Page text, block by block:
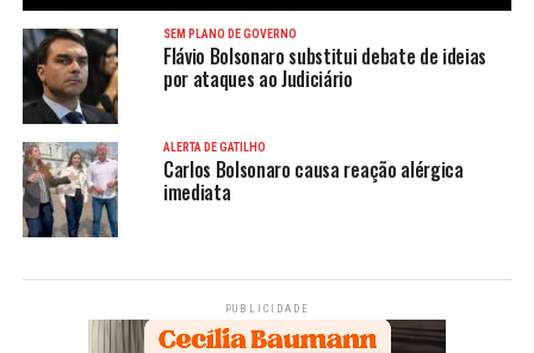
SEM PLANO DE GOVERNO
Flávio Bolsonaro substitui debate de ideias
por ataques ao Judiciário
ALERTA DE GATILHO
Carlos Bolsonaro causa reação alérgica
imediata
PUBLICIDADE